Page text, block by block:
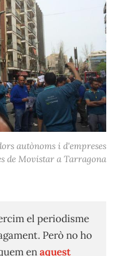
autònoms i d'empreses
de Movistar a Tarragona
el periodisme
Però no ho
enaquest